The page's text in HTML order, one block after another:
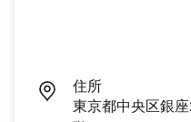
住所
東京都中央区銀